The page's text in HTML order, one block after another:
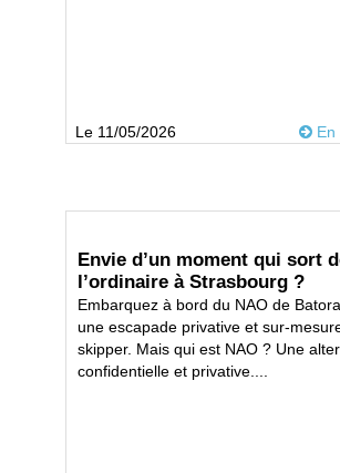
Le 11/05/2026 En
Envie d’un moment qui sort
l’ordinaire à Strasbourg ?
Embarquez à bord du NAO de
une escapade privative et
skipper. Mais qui est NAO ? Une
confidentielle et privative....